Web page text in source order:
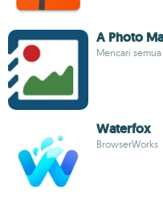
A Photo
Mencari
Waterfox
BrowserWorks